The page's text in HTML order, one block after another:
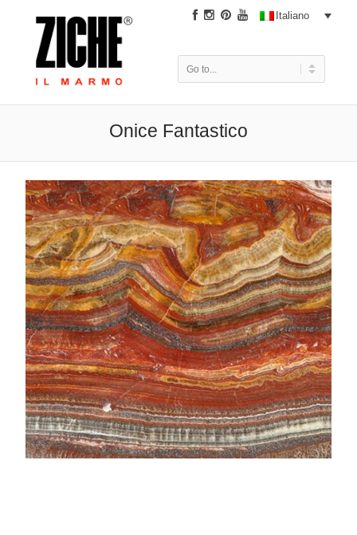
Italiano
Onice Fantastico